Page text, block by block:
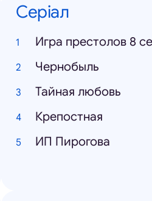
Серіал
Игра престолов 8
Чернобыль
Тайная любовь
Крепостная
ИП Пирогова